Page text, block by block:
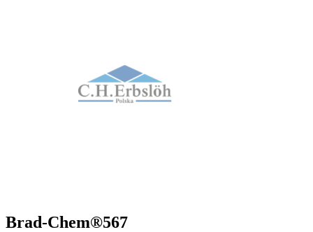
Brad-Chem®567